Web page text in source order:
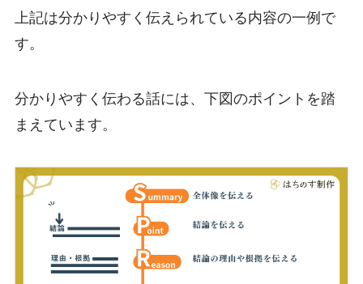
上記は分かりやすく伝えられている内容の一例で
す。
分かりやすく伝わる話には、下図のポイントを踏
まえています。